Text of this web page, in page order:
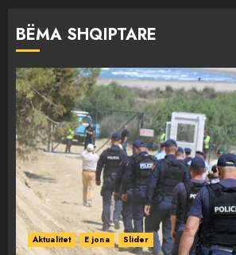
BËMA SHQIPTARE
Aktualitet E jona Slider